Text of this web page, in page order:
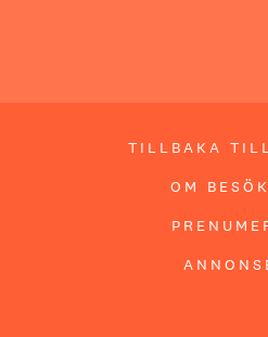
TILLBAKA
OM